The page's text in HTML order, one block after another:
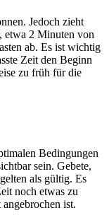
Jedoch zieht
etwa 2 Minuten von
ab. Es ist wichtig
Zeit den Beginn
zu früh für die
Bedingungen
sein. Gebete,
als gültig. Es
noch etwas zu
ist.